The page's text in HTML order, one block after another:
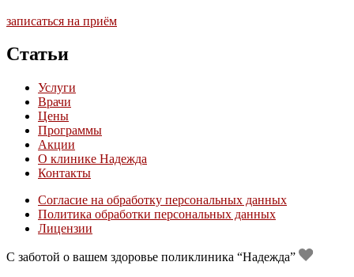
записаться на приём
Статьи
Услуги
Врачи
Цены
Программы
Акции
О клинике Надежда
Контакты
Согласие на обработку персональных данных
Политика обработки персональных данных
Лицензии
С заботой о вашем здоровье поликлиника “Надежда”